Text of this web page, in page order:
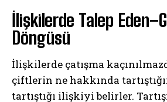
İlişkilerde Talep
Döngüsü
İlişkilerde çatışma
çiftlerin ne hakkında
tartıştığı ilişkiyi belirler.